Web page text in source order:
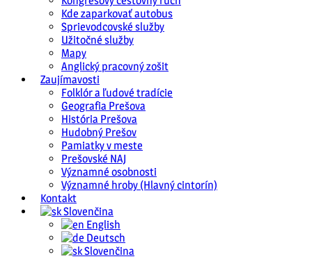
Kde zaparkovať autobus
Sprievodcovské služby
Užitočné služby
Mapy
Anglický pracovný zošit
Zaujímavosti
Folklór a ľudové tradície
Geografia Prešova
História Prešova
Hudobný Prešov
Pamiatky v meste
Prešovské NAJ
Významné osobnosti
Významné hroby (Hlavný cintorín)
Kontakt
Slovenčina
English
Deutsch
Slovenčina